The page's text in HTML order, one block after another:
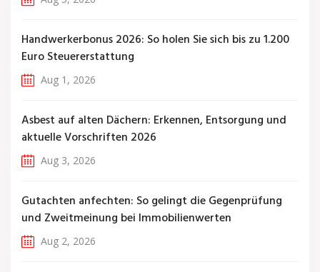
Handwerkerbonus 2026: So holen Sie sich bis zu 1.200
Euro Steuererstattung
Aug 1, 2026
Asbest auf alten Dächern: Erkennen, Entsorgung und
aktuelle Vorschriften 2026
Aug 3, 2026
Gutachten anfechten: So gelingt die Gegenprüfung
und Zweitmeinung bei Immobilienwerten
Aug 2, 2026